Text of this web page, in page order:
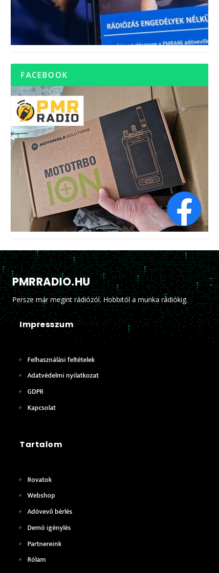
FACEBOOK
PMRRADIO.HU
Persze már megint rádiózól. Hobbitól a munka rádiókig.
Impresszum
Felhasználási feltételek
Adatvédelmi nyilatkozat
GDPR
Kapcsolat
Tartalom
Rovatok
Webshop
Adóvevő bérlés
Demó igénylés
Partnereink
Rólam